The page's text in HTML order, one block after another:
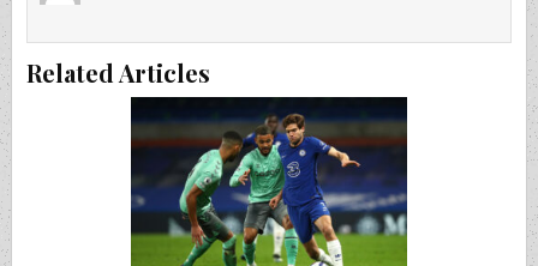
Related Articles